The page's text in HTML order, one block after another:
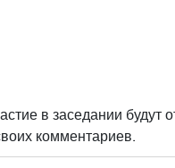
в заседании будут
комментариев.